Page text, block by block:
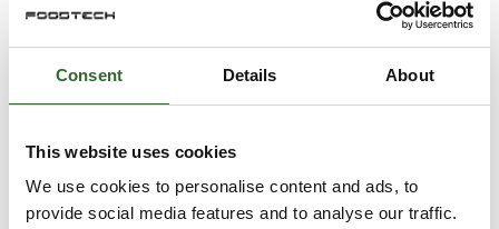
Consent Details About
This website uses cookies
We use cookies to personalise content and ads, to
provide social media features and to analyse our traffic.